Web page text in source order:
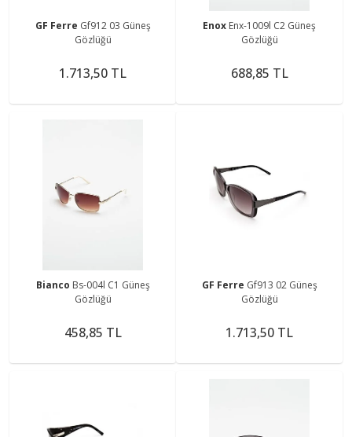
GF Ferre Gf912 03 Güneş
Gözlüğü
1.713,50 TL
Enox Enx-1009l C2 Güneş
Gözlüğü
688,85 TL
Bianco Bs-004l C1 Güneş
Gözlüğü
458,85 TL
GF Ferre Gf913 02 Güneş
Gözlüğü
1.713,50 TL